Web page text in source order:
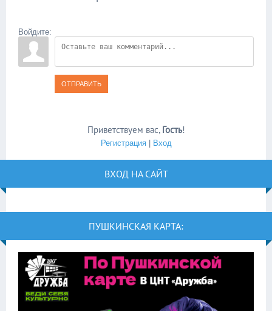
Войдите:
ОТПРАВИТЬ
Приветствуем вас, Гость!
Регистрация| Вход
ВХОД НА САЙТ
ПУШКИНСКАЯ КАРТА: